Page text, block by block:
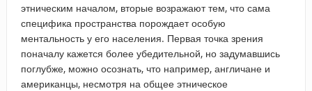
этническим началом, вторые возражают тем, что сама
специфика пространства порождает особую
ментальность у его населения. Первая точка зрения
поначалу кажется более убедительной, но задумавшись
поглубже, можно осознать, что например, англичане и
американцы, несмотря на общее этническое